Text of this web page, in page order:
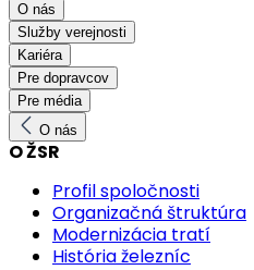
O nás
Služby verejnosti
Kariéra
Pre dopravcov
Pre média
O nás
O ŽSR
Profil spoločnosti
Organizačná štruktúra
Modernizácia tratí
História železníc